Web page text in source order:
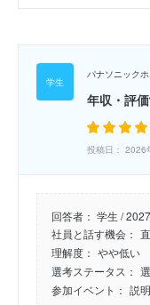
パナソニック
年収・評
投稿日： 2026
回答者： 学生 /
社員と話す機会：
理解度： やや低い
選考ステータス：
参加イベント： 説